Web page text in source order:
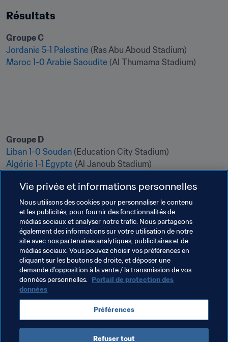
Résultats
Jordanie 5-1 Palestine
Maroc 1-0 Arabie Saoudite (Al Thumama Stadium)
Liban 1-0 Soudan
Algérie 1-1 Égypte (Al Janoub Stadium)
Thèmes en lien
Coupe arabe de la FIFA 2021 Morocco
Jordan AFC Palestine Saudi Arabia
Algeria Egypt Sudan Lebanon
Vie privée et informations personnelles
Nous utilisons des cookies pour personnaliser le contenu
et les publicités, pour fournir des fonctionnalités de
médias sociaux et analyser notre trafic. Nous partageons
également des informations sur votre utilisation de notre
site avec nos partenaires analytiques, publicitaires et de
médias sociaux. Vous pouvez choisir vos préférences en
cliquant sur les boutons de droite, et déposer une
demande d’opposition à la vente / la transmission de vos
données personnelles. Portail de protection des
données
Préférences
Refuser tout